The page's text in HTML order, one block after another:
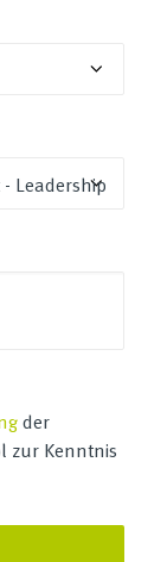
der
zur Kenntnis